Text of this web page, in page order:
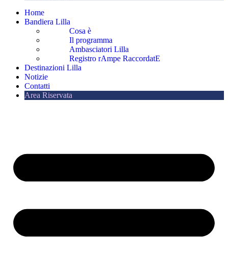
Home
Bandiera Lilla
Cosa è
Il programma
Ambasciatori Lilla
Registro rAmpe RaccordatE
Destinazioni Lilla
Notizie
Contatti
Area Riservata